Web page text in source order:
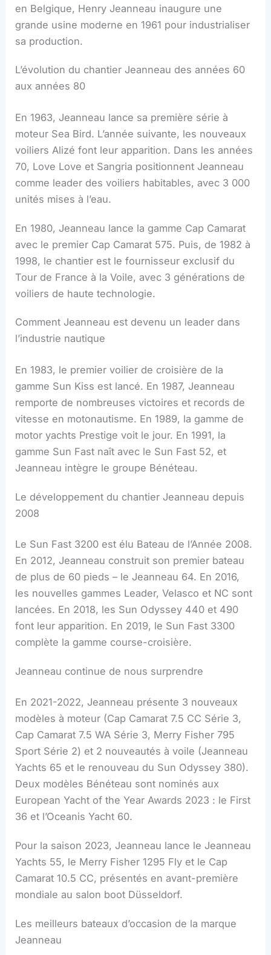
en Belgique, Henry Jeanneau inaugure une
grande usine moderne en 1961 pour industrialiser
sa production.
L’évolution du chantier Jeanneau des années 60
aux années 80
En 1963, Jeanneau lance sa première série à
moteur Sea Bird. L’année suivante, les nouveaux
voiliers Alizé font leur apparition. Dans les années
70, Love Love et Sangria positionnent Jeanneau
comme leader des voiliers habitables, avec 3 000
unités mises à l’eau.
En 1980, Jeanneau lance la gamme Cap Camarat
avec le premier Cap Camarat 575. Puis, de 1982 à
1998, le chantier est le fournisseur exclusif du
Tour de France à la Voile, avec 3 générations de
voiliers de haute technologie.
Comment Jeanneau est devenu un leader dans
l’industrie nautique
En 1983, le premier voilier de croisière de la
gamme Sun Kiss est lancé. En 1987, Jeanneau
remporte de nombreuses victoires et records de
vitesse en motonautisme. En 1989, la gamme de
motor yachts Prestige voit le jour. En 1991, la
gamme Sun Fast naît avec le Sun Fast 52, et
Jeanneau intègre le groupe Bénéteau.
Le développement du chantier Jeanneau depuis
2008
Le Sun Fast 3200 est élu Bateau de l’Année 2008.
En 2012, Jeanneau construit son premier bateau
de plus de 60 pieds – le Jeanneau 64. En 2016,
les nouvelles gammes Leader, Velasco et NC sont
lancées. En 2018, les Sun Odyssey 440 et 490
font leur apparition. En 2019, le Sun Fast 3300
complète la gamme course-croisière.
Jeanneau continue de nous surprendre
En 2021-2022, Jeanneau présente 3 nouveaux
modèles à moteur (Cap Camarat 7.5 CC Série 3,
Cap Camarat 7.5 WA Série 3, Merry Fisher 795
Sport Série 2) et 2 nouveautés à voile (Jeanneau
Yachts 65 et le renouveau du Sun Odyssey 380).
Deux modèles Bénéteau sont nominés aux
European Yacht of the Year Awards 2023 : le First
36 et l’Oceanis Yacht 60.
Pour la saison 2023, Jeanneau lance le Jeanneau
Yachts 55, le Merry Fisher 1295 Fly et le Cap
Camarat 10.5 CC, présentés en avant-première
mondiale au salon boot Düsseldorf.
Les meilleurs bateaux d’occasion de la marque
Jeanneau